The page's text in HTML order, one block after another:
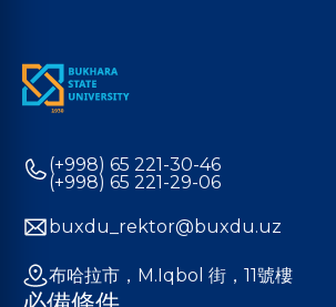
(+998) 65 221-30-46
(+998) 65 221-29-06
buxdu_rektor@buxdu.uz
布哈拉市，M.Iqbol 街，11號樓